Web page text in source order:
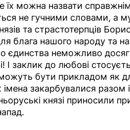
їх можна назвати
не гучними словами, а
та страстотерпців
блага нашого народу та
єдинства неможливо
заклик до любові
бути прикладом як
імена закарбувалися разом
князі приносили